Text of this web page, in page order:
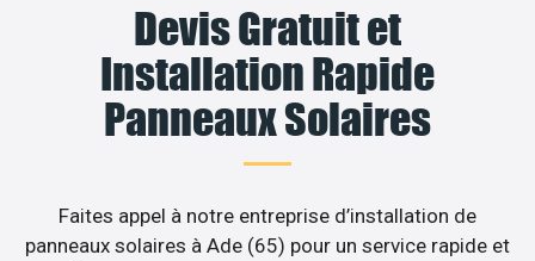
Devis Gratuit et
Installation Rapide
Panneaux Solaires
Faites appel à notre entreprise d’installation de
panneaux solaires à Ade (65) pour un service rapide et